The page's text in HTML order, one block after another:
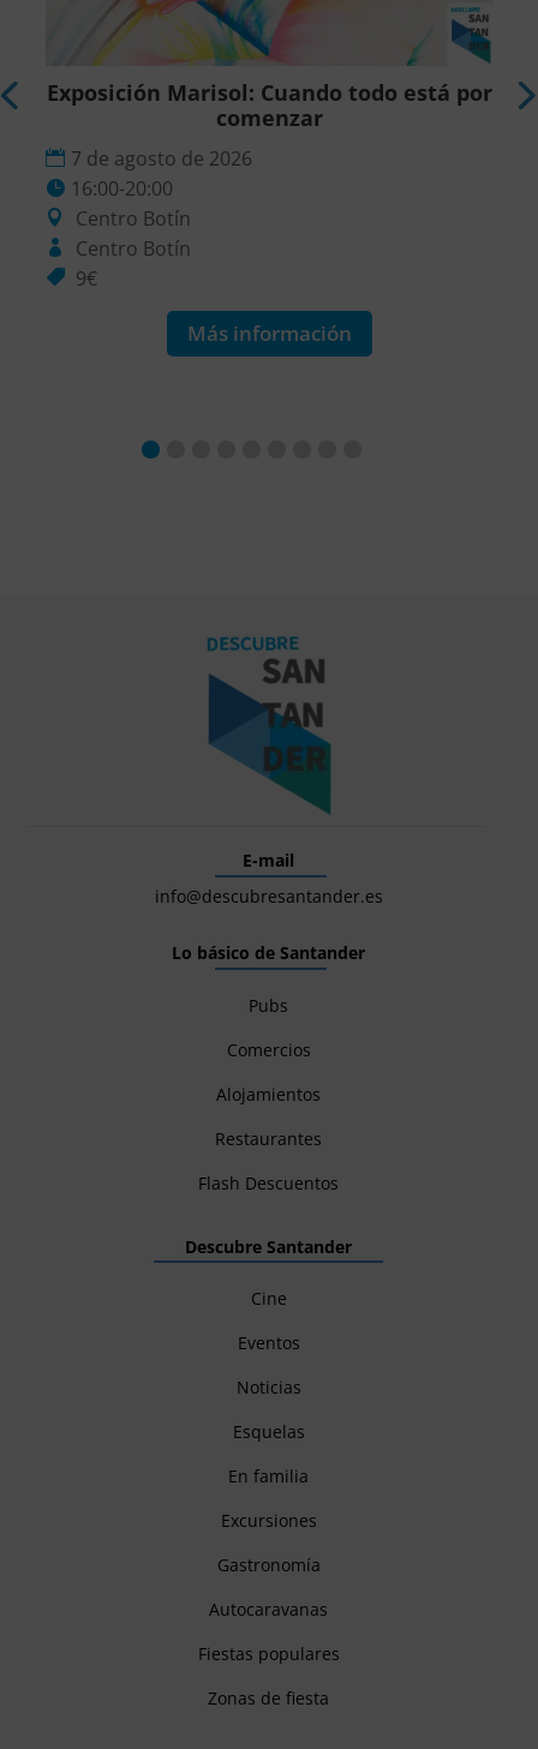
Exposición Marisol: Cuando todo está por
comenzar
7 de agosto de 2026
16:00-20:00
Centro Botín
Centro Botín
9€
Más información
E-mail
info@descubresantander.es
Lo básico de Santander
Pubs
Comercios
Alojamientos
Restaurantes
Flash Descuentos
Descubre Santander
Cine
Eventos
Noticias
Esquelas
En familia
Excursiones
Gastronomía
Autocaravanas
Fiestas populares
Zonas de fiesta